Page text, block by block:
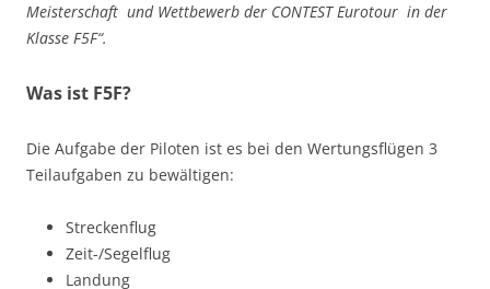
Meisterschaft und Wettbewerb der CONTEST Eurotour in der
Klasse F5F“.
Was ist F5F?
Die Aufgabe der Piloten ist es bei den Wertungsflügen 3
Teilaufgaben zu bewältigen:
Streckenflug
Zeit-/Segelflug
Landung